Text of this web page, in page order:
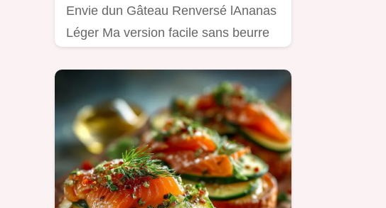
Envie dun Gâteau Renversé lAnanas
Léger Ma version facile sans beurre